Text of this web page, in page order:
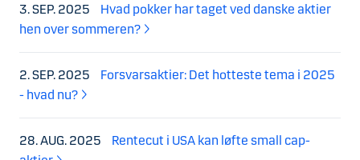
3. SEP. 2025
Hvad pokker har taget ved danske aktier
hen over sommeren?
2. SEP. 2025
Forsvarsaktier: Det hotteste tema i 2025
- hvad nu?
28. AUG. 2025
Rentecut i USA kan løfte small cap-